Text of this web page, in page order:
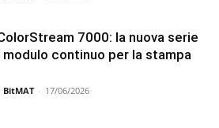
7000: la nuova serie
modulo continuo per la stampa
BitMAT - 17/06/2026